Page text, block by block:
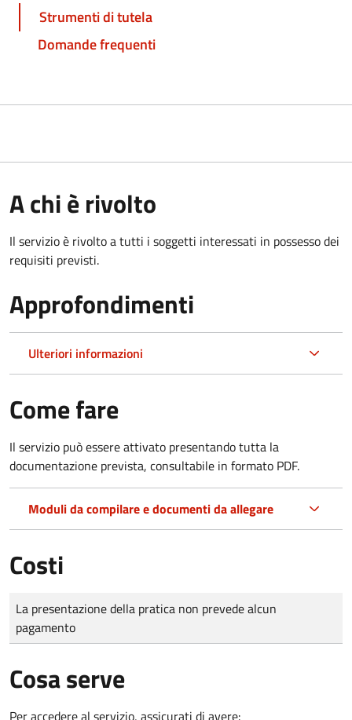
Strumenti di tutela
Domande frequenti
A chi è rivolto
Il servizio è rivolto a tutti i soggetti interessati in possesso dei
requisiti previsti.
Approfondimenti
Ulteriori informazioni
Come fare
Il servizio può essere attivato presentando tutta la
documentazione prevista, consultabile in formato PDF.
Moduli da compilare e documenti da allegare
Costi
Tipo di pagamento
Importo
La presentazione della pratica non prevede alcun
pagamento
Cosa serve